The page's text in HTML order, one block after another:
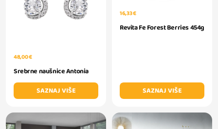
48,00 €
Srebrne naušnice Antonia
SAZNAJ VIŠE
16,33 €
Revita Fe Forest Berries 454g
SAZNAJ VIŠE